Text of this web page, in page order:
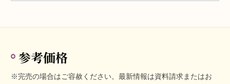
参考価格
※完売の場合はご容赦ください。最新情報は資料請求またはお